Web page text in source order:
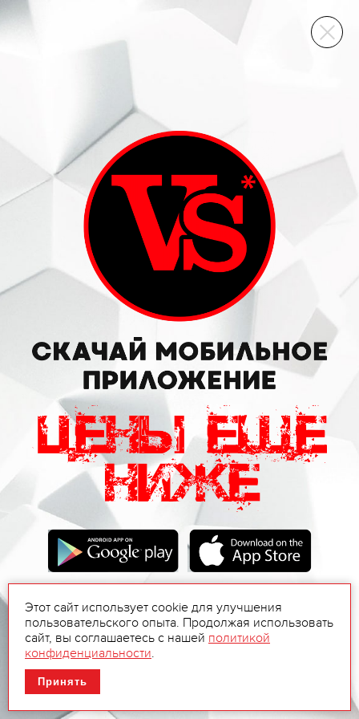
ВИННЫЙ СКЛАД
Этот сайт использует cookie для улучшения
пользовательского опыта. Продолжая использовать
сайт, вы соглашаетесь с нашей политикой
конфиденциальности.
Принять